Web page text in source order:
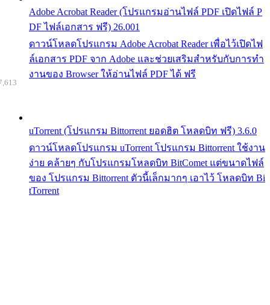
Adobe Acrobat Reader (โปรแกรมอ่านไฟล์ PDF เปิดไฟล์ P
DF ไฟล์เอกสาร ฟรี) 26.001
ดาวน์โหลดโปรแกรม Adobe Acrobat Reader เพื่อไว้เปิดไฟ
ล์เอกสาร PDF จาก Adobe และช่วยเสริมสำหรับกับการทำ
งานของ Browser ให้อ่านไฟล์ PDF ได้ ฟรี
uTorrent (โปรแกรม Bittorrent ยอดฮิต โหลดบิท ฟรี) 3.6.0
ดาวน์โหลดโปรแกรม uTorrent โปรแกรม Bittorrent ใช้งาน
ง่าย คล้ายๆ กับโปรแกรมโหลดบิท BitComet แต่ขนาดไฟล์
ของ โปรแกรม Bittorrent ตัวนี้เล็กมากๆ เอาไว้ โหลดบิท Bi
tTorrent